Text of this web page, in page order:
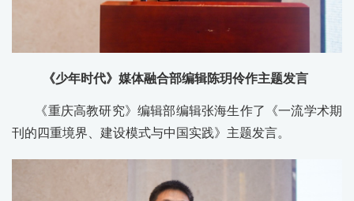
《少年时代》媒体融合部编辑陈玥伶作主题发言
《重庆高教研究》编辑部编辑张海生作了《一流学术期
刊的四重境界、建设模式与中国实践》主题发言。